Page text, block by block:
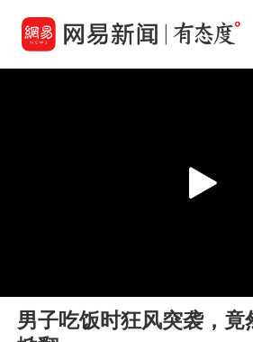
Play
男子吃饭时狂风突袭，竟